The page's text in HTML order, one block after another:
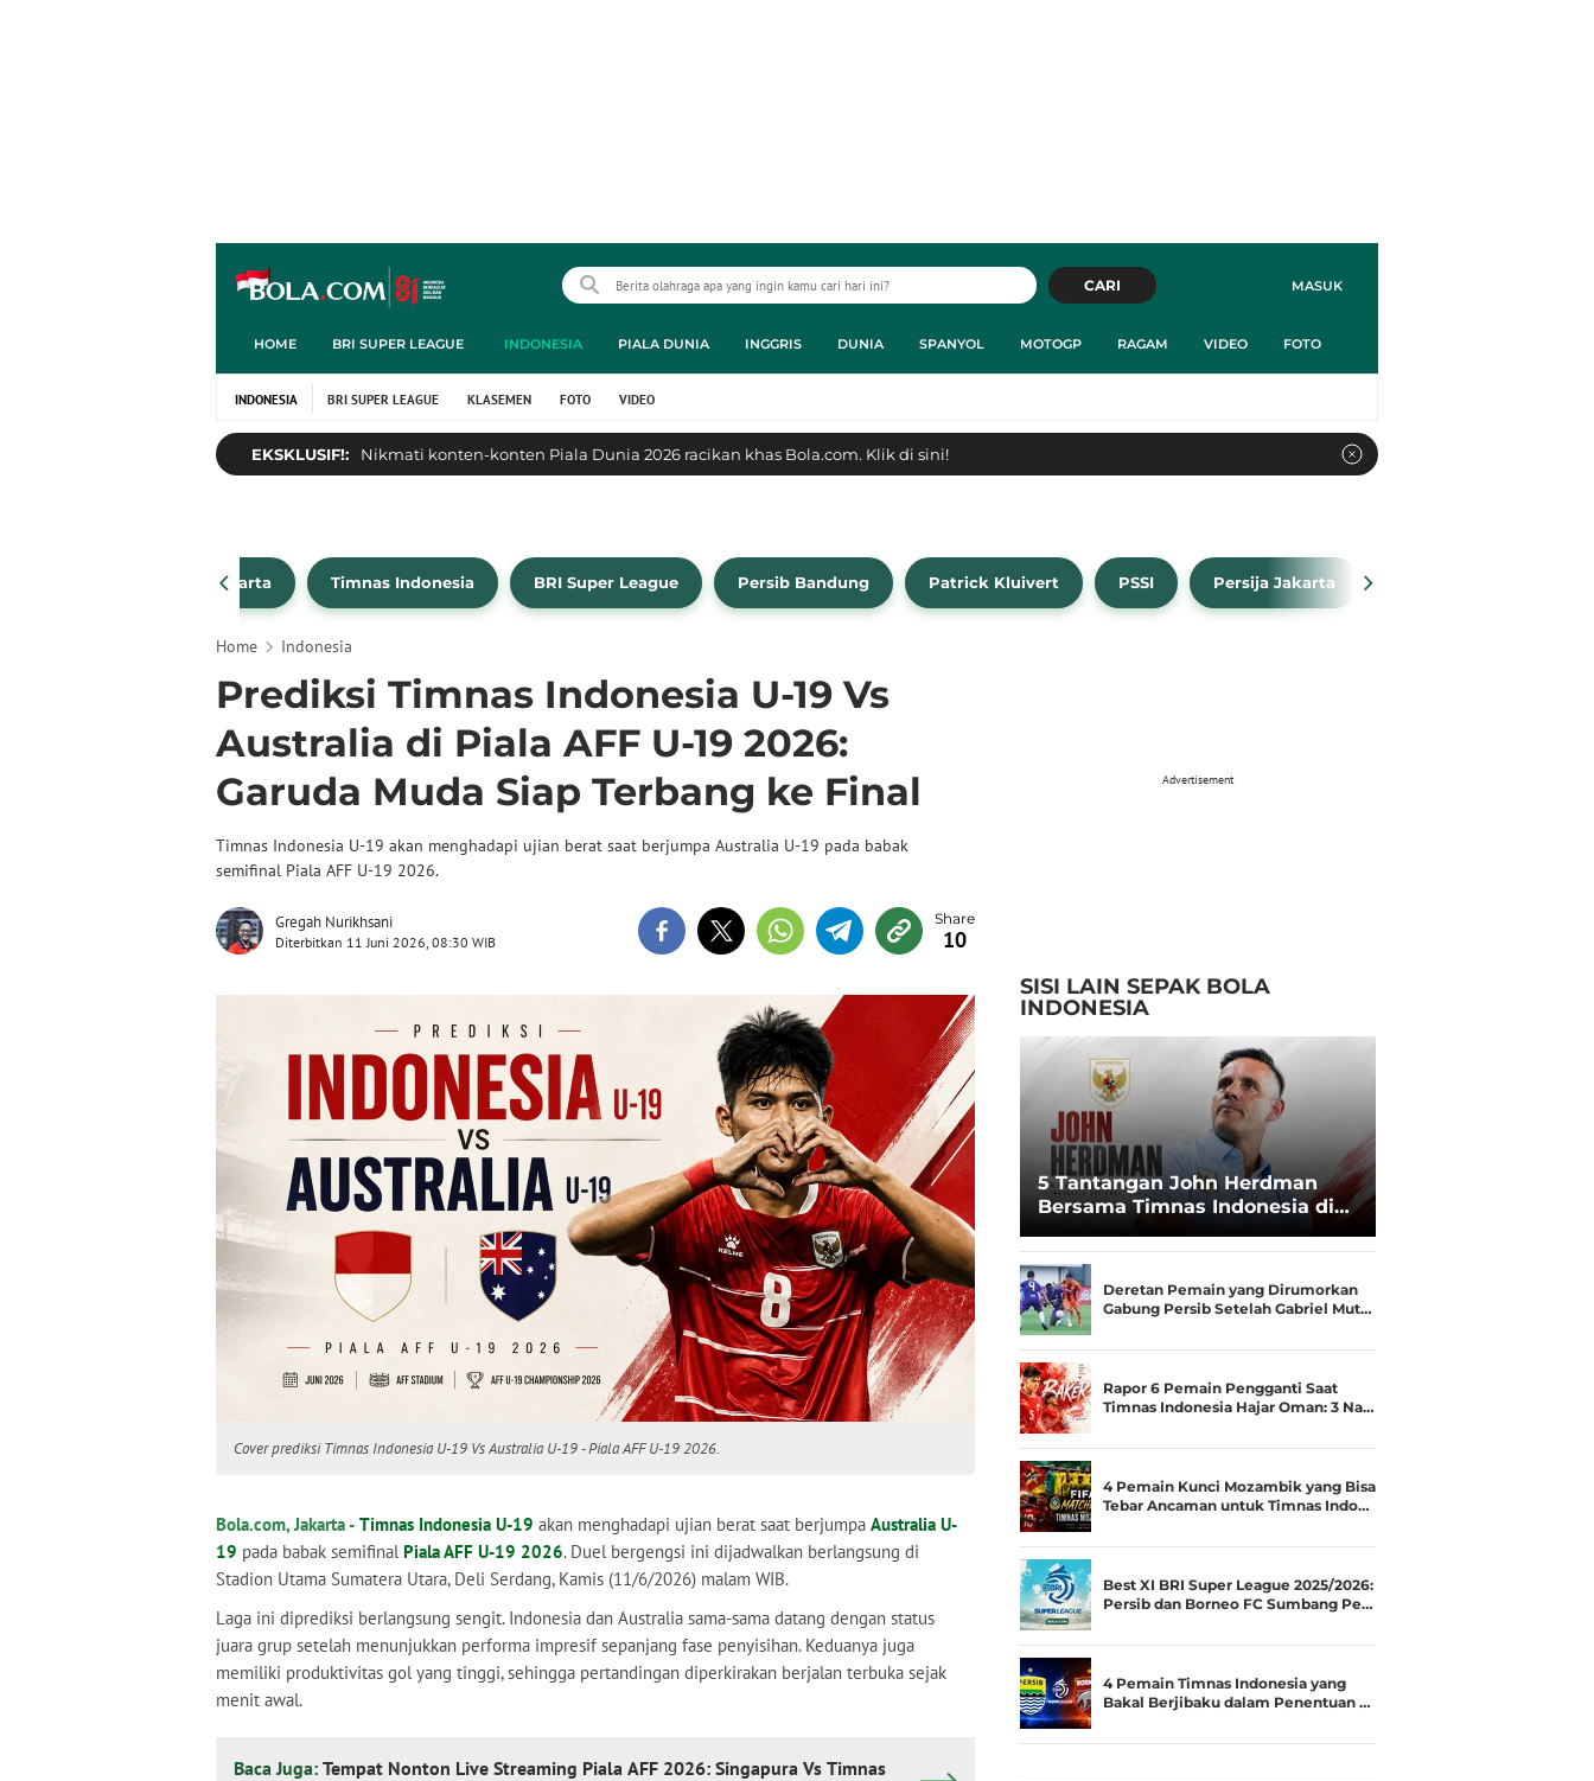
MASUK
CARI
HOME BRI SUPER LEAGUE INDONESIA PIALA DUNIA INGGRIS DUNIA SPANYOL MOTOGP RAGAM VIDEO FOTO
INDONESIA BRI SUPER LEAGUE KLASEMEN FOTO VIDEO
EKSKLUSIF!: Nikmati konten-konten Piala Dunia 2026 racikan khas Bola.com. Klik di sini!
Persija Jakarta Timnas Indonesia BRI Super League Persib Bandung Patrick Kluivert PSSI Persija Jakarta
Home Indonesia
Prediksi Timnas Indonesia U-19 Vs
Australia di Piala AFF U-19 2026:
Garuda Muda Siap Terbang ke Final
Timnas Indonesia U-19 akan menghadapi ujian berat saat berjumpa Australia U-19 pada babak
semifinal Piala AFF U-19 2026.
Gregah Nurikhsani
Diterbitkan 11 Juni 2026, 08:30 WIB 10
Cover prediksi Timnas Indonesia U-19 Vs Australia U-19 - Piala AFF U-19 2026.
Bola.com, Jakarta - Timnas Indonesia U-19 akan menghadapi ujian berat saat berjumpa Australia U-
19 pada babak semifinalPiala AFF U-19 2026. Duel bergengsi ini dijadwalkan berlangsung di
Stadion Utama Sumatera Utara, Deli Serdang, Kamis (11/6/2026) malam WIB.
Laga ini diprediksi berlangsung sengit. Indonesia dan Australia sama-sama datang dengan status
juara grup setelah menunjukkan performa impresif sepanjang fase penyisihan. Keduanya juga
memiliki produktivitas gol yang tinggi, sehingga pertandingan diperkirakan berjalan terbuka sejak
menit awal.
Baca Juga: Tempat Nonton Live Streaming Piala AFF 2026: Singapura Vs Timnas
Advertisement
SISI LAIN SEPAK BOLA
INDONESIA
5 Tantangan John Herdman
Bersama Timnas Indonesia di
Spesialis Runner-up Menjadi
Juara
Deretan Pemain yang Dirumorkan
Gabung Persib Setelah Gabriel Mut…
Rapor 6 Pemain Pengganti Saat
Timnas Indonesia Hajar Oman: 3 Na…
4 Pemain Kunci Mozambik yang Bisa
Tebar Ancaman untuk Timnas Indo…
Best XI BRI Super League 2025/2026:
Persib dan Borneo FC Sumbang Pe…
4 Pemain Timnas Indonesia yang
Bakal Berjibaku dalam Penentuan …